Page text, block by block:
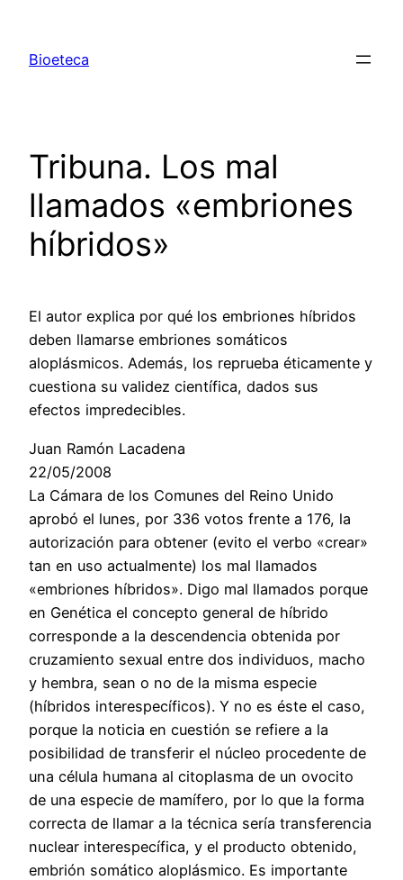
contenido
Bioeteca
Tribuna. Los mal
llamados «embriones
híbridos»
El autor explica por qué los embriones híbridos
deben llamarse embriones somáticos
aloplásmicos. Además, los reprueba éticamente y
cuestiona su validez científica, dados sus
efectos impredecibles.
Juan Ramón Lacadena
22/05/2008
La Cámara de los Comunes del Reino Unido
aprobó el lunes, por 336 votos frente a 176, la
autorización para obtener (evito el verbo «crear»
tan en uso actualmente) los mal llamados
«embriones híbridos». Digo mal llamados porque
en Genética el concepto general de híbrido
corresponde a la descendencia obtenida por
cruzamiento sexual entre dos individuos, macho
y hembra, sean o no de la misma especie
(híbridos interespecíficos). Y no es éste el caso,
porque la noticia en cuestión se refiere a la
posibilidad de transferir el núcleo procedente de
una célula humana al citoplasma de un ovocito
de una especie de mamífero, por lo que la forma
correcta de llamar a la técnica sería transferencia
nuclear interespecífica, y el producto obtenido,
embrión somático aloplásmico. Es importante